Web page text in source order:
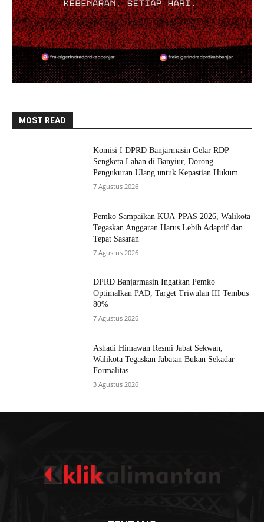
MOST READ
Komisi I DPRD Banjarmasin Gelar RDP
Sengketa Lahan di Banyiur, Dorong
Pengukuran Ulang untuk Kepastian Hukum
7 Agustus 2026
Pemko Sampaikan KUA-PPAS 2026, Walikota
Tegaskan Anggaran Harus Lebih Adaptif dan
Tepat Sasaran
7 Agustus 2026
DPRD Banjarmasin Ingatkan Pemko
Optimalkan PAD, Target Triwulan III Tembus
80%
7 Agustus 2026
Ashadi Himawan Resmi Jabat Sekwan,
Walikota Tegaskan Jabatan Bukan Sekadar
Formalitas
3 Agustus 2026